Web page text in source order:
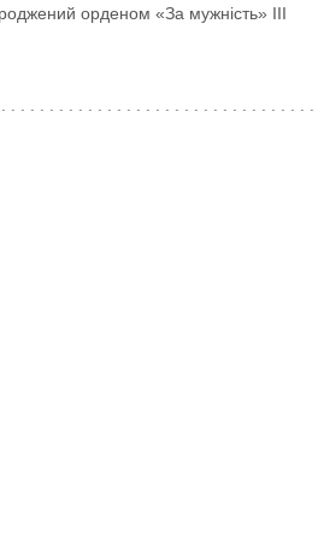
орденом «За мужність» ІІІ